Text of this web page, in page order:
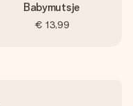
Babymutsje
€ 13,99